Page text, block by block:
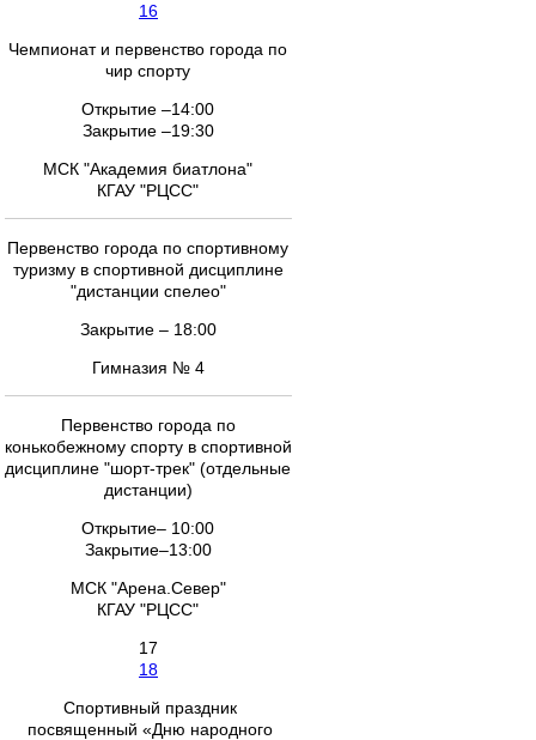
16
Чемпионат и первенство города по
чир спорту
Открытие –14:00
Закрытие –19:30
МСК "Академия биатлона"
КГАУ "РЦСС"
Первенство города по спортивному
туризму в спортивной дисциплине
"дистанции спелео"
Закрытие – 18:00
Гимназия № 4
Первенство города по
конькобежному спорту в спортивной
дисциплине "шорт-трек" (отдельные
дистанции)
Открытие– 10:00
Закрытие–13:00
МСК "Арена.Север"
КГАУ "РЦСС"
17
18
Спортивный праздник
посвященный «Дню народного